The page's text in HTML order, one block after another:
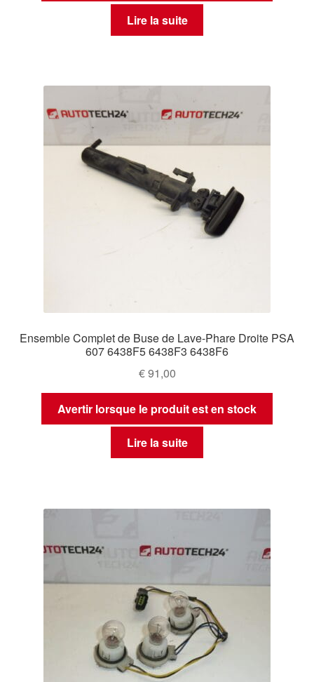
Lire la suite
Ensemble Complet de Buse de Lave-Phare Droite PSA
607 6438F5 6438F3 6438F6
€91,00
Avertir lorsque le produit est en stock
Lire la suite